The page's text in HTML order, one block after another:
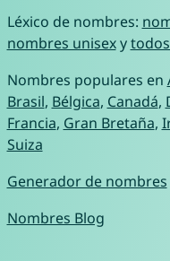
Léxico de nombres:
nombres unisexy
Nombres populares en
Brasil, Bélgica, Canadá,
Francia, Gran Bretaña,
Suiza
Generador de nombres
Nombres Blog